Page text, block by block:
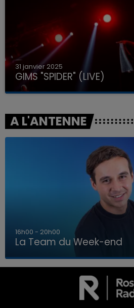
LA TEAM DU WEEK-END
31 janvier 2025
GIMS "SPIDER" (LIVE)
A L'ANTENNE
7h00 - 12h00
La Team du Week-end